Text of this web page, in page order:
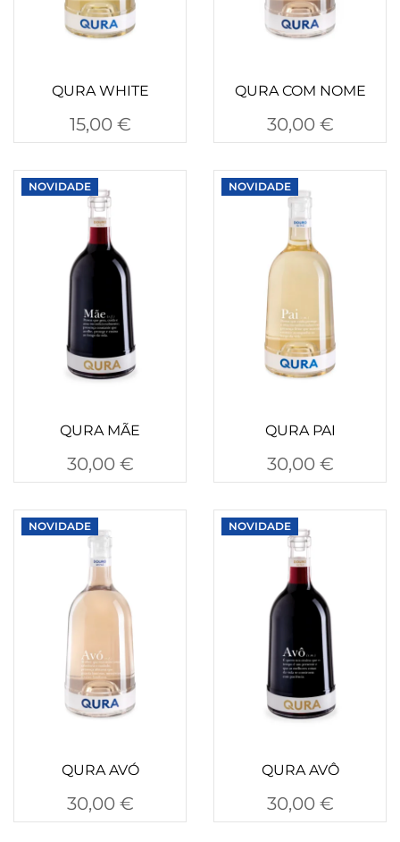
QURA WHITE
15,00 €
QURA COM NOME
30,00 €
NOVIDADE
QURA MÃE
30,00 €
NOVIDADE
QURA PAI
30,00 €
NOVIDADE
QURA AVÓ
30,00 €
NOVIDADE
QURA AVÔ
30,00 €